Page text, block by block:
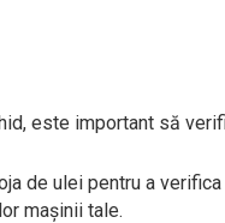
este important să
de ulei pentru a
mașinii tale.